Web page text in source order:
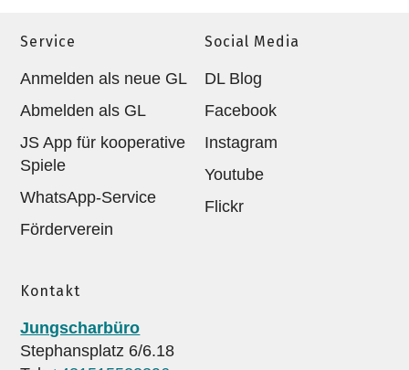
Service
Anmelden als neue GL
Abmelden als GL
JS App für kooperative
Spiele
WhatsApp-Service
Förderverein
Social Media
DL Blog
Facebook
Instagram
Youtube
Flickr
Kontakt
Jungscharbüro
Stephansplatz 6/6.18